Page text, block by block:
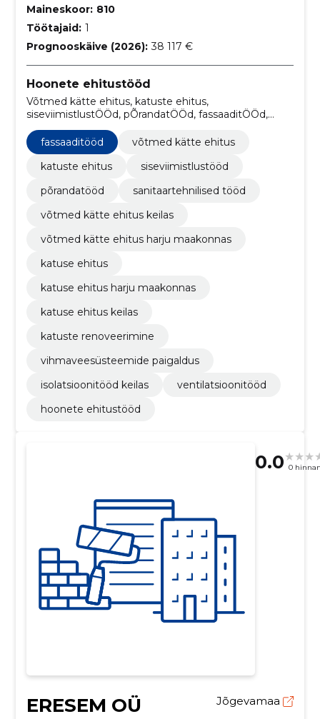
Maineskoor: 810
Töötajaid: 1
Prognooskäive (2026): 38 117 €
Hoonete ehitustööd
Võtmed kätte ehitus, katuste ehitus,
siseviimistlustÖÖd, pÕrandatÖÖd, fassaaditÖÖd,
võtmed kätte ehitus harju maakonnas, katuse ehitus,
katuse ehitus harju maakonnas
fassaaditööd
võtmed kätte ehitus
katuste ehitus
siseviimistlustööd
põrandatööd
sanitaartehnilised tööd
võtmed kätte ehitus keilas
võtmed kätte ehitus harju maakonnas
katuse ehitus
katuse ehitus harju maakonnas
katuse ehitus keilas
katuste renoveerimine
vihmaveesüsteemide paigaldus
isolatsioonitööd keilas
ventilatsioonitööd
hoonete ehitustööd
0.0 0
ERESEM OÜ Jõgevamaa